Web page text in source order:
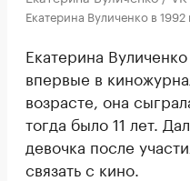
Екатерина Вуличенко в
Екатерина Вуличенко
впервые в
возрасте, она
тогда было 11 лет.
девочка после
связать с кино.